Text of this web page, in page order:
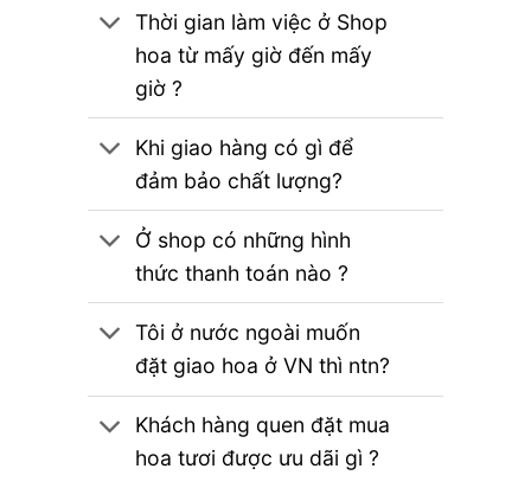
Thời gian làm việc ở Shop
hoa từ mấy giờ đến mấy
giờ ?
Khi giao hàng có gì để
đảm bảo chất lượng?
Ở shop có những hình
thức thanh toán nào ?
Tôi ở nước ngoài muốn
đặt giao hoa ở VN thì ntn?
Khách hàng quen đặt mua
hoa tươi được ưu dãi gì ?